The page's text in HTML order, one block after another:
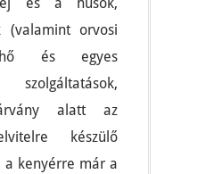
és a húsok,
(valamint orvosi
és egyes
alatt az
készülő
a kenyérre már a